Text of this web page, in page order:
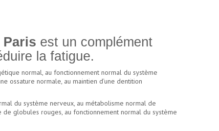
est un complément
la fatigue.
normal, au fonctionnement normal du système
ossature normale, au maintien d’une dentition
du système nerveux, au métabolisme normal de
globules rouges, au fonctionnement normal du système